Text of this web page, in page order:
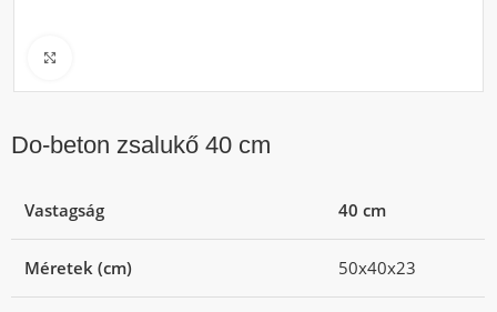
Do-beton zsalukő 40 cm
Vastagság 40 cm
Méretek (cm) 50x40x23